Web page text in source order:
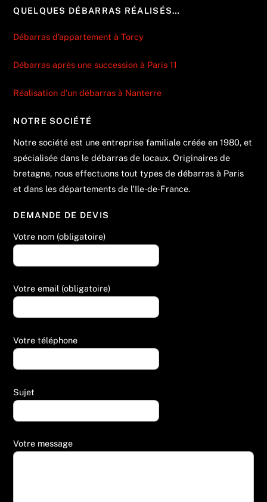
QUELQUES DÉBARRAS RÉALISÉS…
Débarras d’appartement à Torcy
Débarras après une succession à Paris 11
Réalisation d’un débarras à Nanterre
NOTRE SOCIÉTÉ
Notre société est une entreprise familiale créée en 1980, et
spécialisée dans le débarras de locaux. Originaires de
bretagne, nous effectuons tout types de débarras à Paris
et dans les départements de l'Ile-de-France.
DEMANDE DE DEVIS
Votre nom (obligatoire)
Votre email (obligatoire)
Votre téléphone
Sujet
Votre message